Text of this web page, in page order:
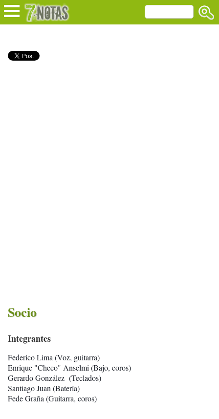
Socio
Integrantes
Federico Lima (Voz, guitarra)
Enrique "Checo" Anselmi (Bajo, coros)
Gerardo González (Teclados)
Santiago Juan (Batería)
Fede Graña (Guitarra, coros)